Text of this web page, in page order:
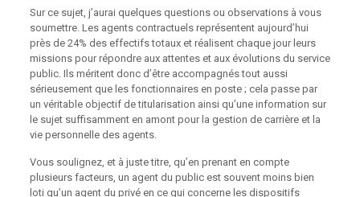
Sur ce sujet, j’aurai quelques questions ou observations à vous
soumettre. Les agents contractuels représentent aujourd’hui
près de 24% des effectifs totaux et réalisent chaque jour leurs
missions pour répondre aux attentes et aux évolutions du service
public. Ils méritent donc d’être accompagnés tout aussi
sérieusement que les fonctionnaires en poste ; cela passe par
un véritable objectif de titularisation ainsi qu’une information sur
le sujet suffisamment en amont pour la gestion de carrière et la
vie personnelle des agents.
Vous soulignez, et à juste titre, qu’en prenant en compte
plusieurs facteurs, un agent du public est souvent moins bien
loti qu’un agent du privé en ce qui concerne les dispositifs